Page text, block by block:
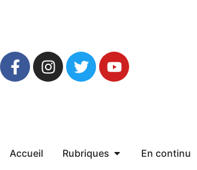
Accueil Rubriques En continu